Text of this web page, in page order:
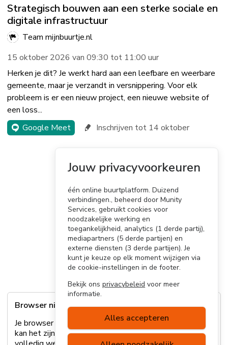
Jouw privacyvoorkeuren
één online buurtplatform. Duizend
verbindingen., beheerd door Munity
Services, gebruikt cookies voor
noodzakelijke werking en
toegankelijkheid, analytics (1 derde partij),
mediapartners (5 derde partijen) en
externe diensten (3 derde partijen). Je
kunt je keuze op elk moment wijzigen via
de cookie-instellingen in de footer.
Bekijk onsprivacybeleid voor meer
informatie.
Alles accepteren
Strategisch bouwen aan een sterke sociale en
digitale infrastructuur
Team mijnbuurtje.nl
15 oktober 2026 van 09:30 tot 11:00 uur
Herken je dit? Je werkt hard aan een leefbare en weerbare
gemeente, maar je verzandt in versnippering. Voor elk
probleem is er een nieuw project, een nieuwe website of
een loss...
Google Meet
Inschrijven tot 14 oktober
Browser niet ondersteund
Je browser wordt helaas niet ondersteund. Hierdoor
kan het zijn dat sommige onderdelen van de site niet